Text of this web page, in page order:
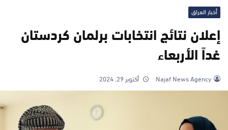
أخبار العراق
إعلان نتائج انتخابات برلمان كردستان
غداً الأربعاء
Najaf News Agency أكتوبر 29, 2024